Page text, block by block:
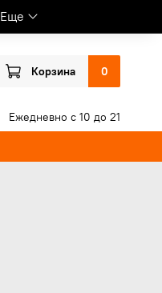
Еще
Корзина 0
Ежедневно с 10 до 21